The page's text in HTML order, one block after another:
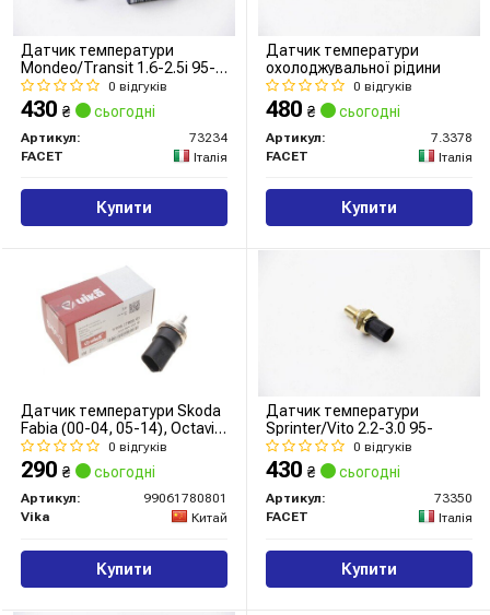
Датчик температури
Mondeo/Transit 1.6-2.5i 95-
13
0 відгуків
430 ₴ сьогодні
Артикул:
73234
FACET
Італія
Купити
Датчик температури
охолоджувальної рідини
0 відгуків
480 ₴ сьогодні
Артикул:
7.3378
FACET
Італія
Купити
Датчик температури Skoda
Fabia (00-04, 05-14), Octavia
(01-13)/VW Golf (98-14),
Touareg (03-14)
(99061780801) VIKA
0 відгуків
290 ₴ сьогодні
Артикул:
99061780801
Vika
Китай
Купити
Датчик температури
Sprinter/Vito 2.2-3.0 95-
0 відгуків
430 ₴ сьогодні
Артикул:
73350
FACET
Італія
Купити